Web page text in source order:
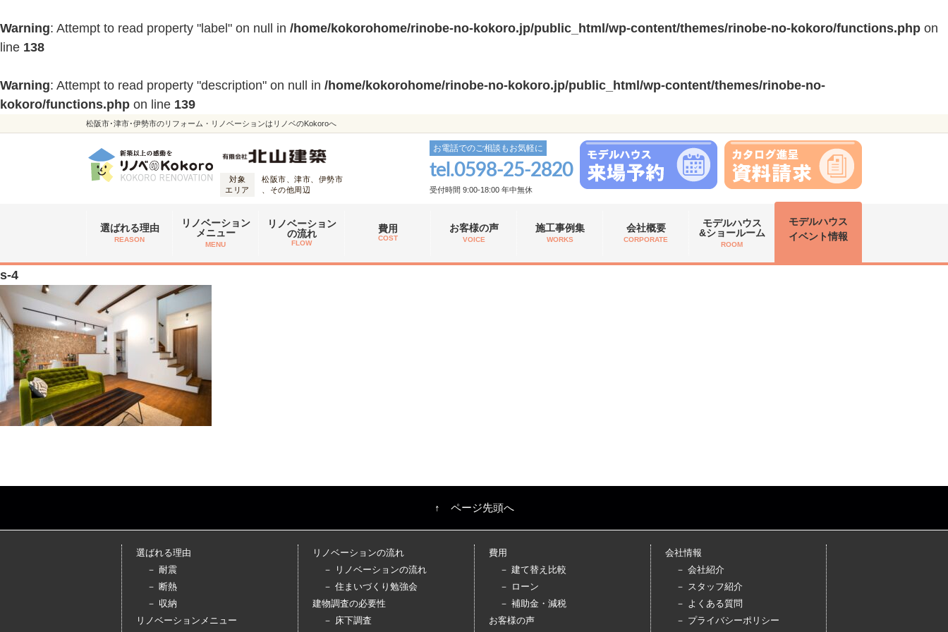
Warning: Attempt to read property "label" on null in /home/kokorohome/rinobe-no-kokoro.jp/public_html/wp-content/themes/rinobe-no-kokoro/functions.php on
line 138
Warning: Attempt to read property "description" on null in /home/kokorohome/rinobe-no-kokoro.jp/public_html/wp-content/themes/rinobe-no-
kokoro/functions.php on line 139
松阪市･津市･伊勢市のリフォーム・リノベーションはリノベのKokoroへ
対象
エリア
松阪市、津市、伊勢市
、その他周辺
お電話でのご相談もお気軽に
tel.0598-25-2820
受付時間 9:00-18:00 年中無休
選ばれる理由
REASON
リノベーション
メニュー
MENU
リノベーション
の流れ
FLOW
費用
COST
お客様の声
VOICE
施工事例集
WORKS
会社概要
CORPORATE
モデルハウス
&ショールーム
ROOM
モデルハウス
イベント情報
s-4
↑ ページ先頭へ
選ばれる理由
－ 耐震
－ 断熱
－ 収納
リノベーションメニュー
リノベーションの流れ
－ リノベーションの流れ
－ 住まいづくり勉強会
建物調査の必要性
－ 床下調査
費用
－ 建て替え比較
－ ローン
－ 補助金・減税
お客様の声
会社情報
－ 会社紹介
－ スタッフ紹介
－ よくある質問
－ プライバシーポリシー